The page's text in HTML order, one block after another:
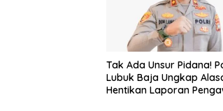
Tak Ada Unsur Pidana!
Lubuk Baja Ungkap
Hentikan Laporan